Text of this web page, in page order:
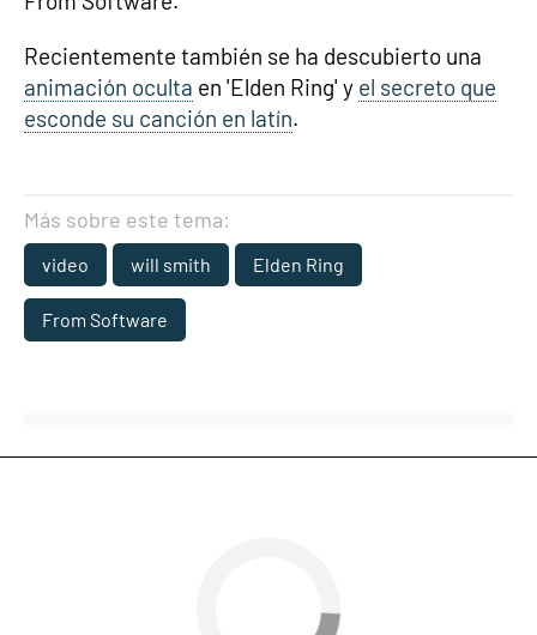
Recientemente también se ha descubierto una
animación oculta en 'Elden Ring' y el secreto que
esconde su canción en latín.
Más sobre este tema:
video will smith Elden Ring
From Software